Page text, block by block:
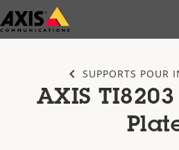
Passer
au
SUPPORTS POUR
AXIS